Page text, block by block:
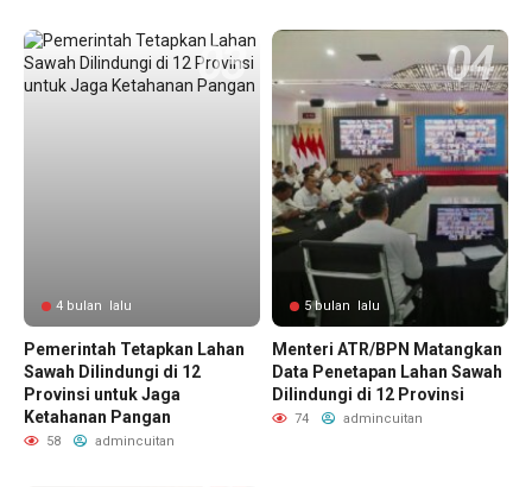
4 bulan lalu
Pemerintah Tetapkan Lahan
Sawah Dilindungi di 12
Provinsi untuk Jaga
Ketahanan Pangan
58 admincuitan
5 bulan lalu
Menteri ATR/BPN Matangkan
Data Penetapan Lahan Sawah
Dilindungi di 12 Provinsi
74 admincuitan